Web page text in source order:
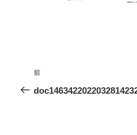
投
稿
前
の
前